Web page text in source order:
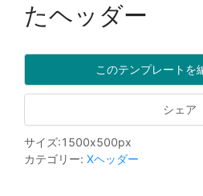
たヘッダー
このテンプレートを
シェア
サイズ:1500x500px
カテゴリー: Xヘッダー